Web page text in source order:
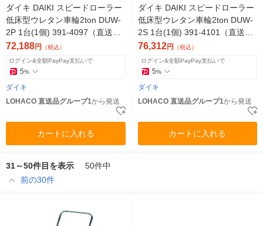
ダイキ DAIKI スピードローラー
低床型ウレタン車輪2ton DUW-
2P 1台(1個) 391-4097（直送
品）
72,188円 （税込）
ログイン&全額PayPay支払いで
5%
ダイキ
LOHACO 直送品グループ1から発送
カートに入れる
ダイキ DAIKI スピードローラー
低床型ウレタン車輪2ton DUW-
2S 1台(1個) 391-4101（直送
品）
76,312円 （税込）
ログイン&全額PayPay支払いで
5%
ダイキ
LOHACO 直送品グループ1から発送
カートに入れる
31～50件目を表示
50件中
前の30件